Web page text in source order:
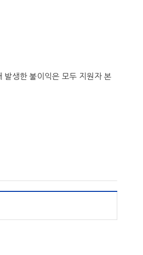
발생한 불이익은 모두 지원자 본